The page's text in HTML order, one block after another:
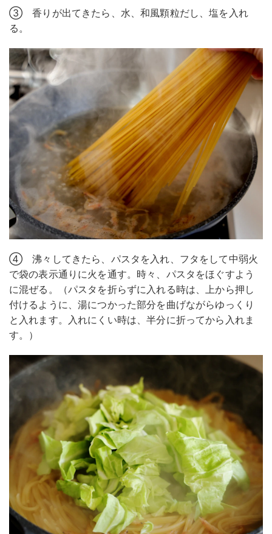
③ 香りが出てきたら、水、和風顆粒だし、塩を入れ
る。
④ 沸々してきたら、パスタを入れ、フタをして中弱火
で袋の表示通りに火を通す。時々、パスタをほぐすよう
に混ぜる。（パスタを折らずに入れる時は、上から押し
付けるように、湯につかった部分を曲げながらゆっくり
と入れます。入れにくい時は、半分に折ってから入れま
す。）